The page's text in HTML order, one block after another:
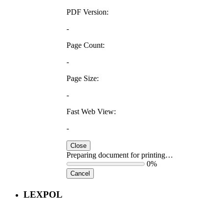
PDF Version:
-
Page Count:
-
Page Size:
-
Fast Web View:
-
Close
Preparing document for printing…
0%
Cancel
LEXPOL